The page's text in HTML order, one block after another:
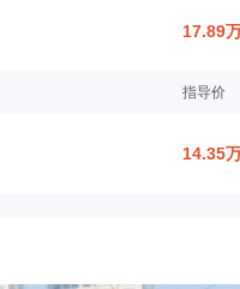
17.89
指导价
14.35